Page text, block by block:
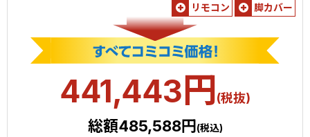
リモコン
脚カバー
441,443円(税抜)
総額485,588円(税込)